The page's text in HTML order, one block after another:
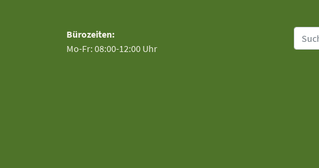
Bürozeiten:
Mo-Fr: 08:00-12:00 Uhr
Suche